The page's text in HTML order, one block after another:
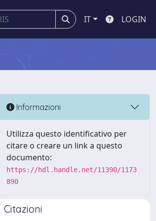
IT LOGIN
Informazioni
Utilizza questo identificativo per
citare o creare un link a questo
documento:
https://hdl.handle.net/11390/1173
890
Citazioni